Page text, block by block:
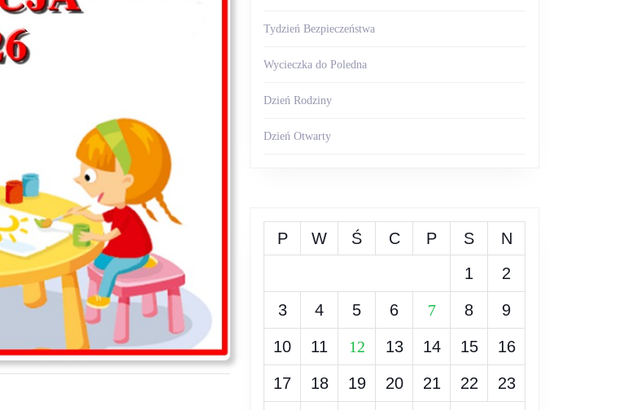
Tydzień Bezpieczeństwa
Wycieczka do Poledna
Dzień Rodziny
Dzień Otwarty
P W Ś C P S
N
1
2
3 4 5 6 7 8 9
10 11 12 13 14 15 16
17 18 19 20 21 22 23